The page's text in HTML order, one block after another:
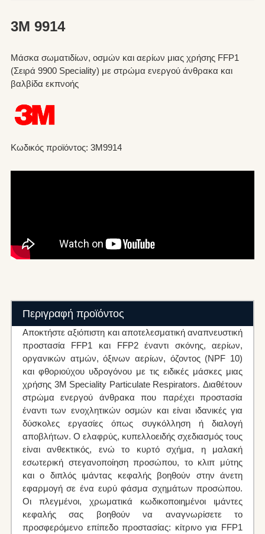
3M 9914
Μάσκα σωματιδίων, οσμών και αερίων μιας χρήσης FFP1
(Σειρά 9900 Speciality) με στρώμα ενεργού άνθρακα και
βαλβίδα εκπνοής
Κωδικός προϊόντος: 3M9914
Περιγραφή προϊόντος
Αποκτήστε αξιόπιστη και αποτελεσματική αναπνευστική
προστασία FFP1 και FFP2 έναντι σκόνης, αερίων,
οργανικών ατμών, όξινων αερίων, όζοντος (NPF 10)
και φθοριούχου υδρογόνου με τις ειδικές μάσκες μιας
χρήσης 3M Speciality Particulate Respirators. Διαθέτουν
στρώμα ενεργού άνθρακα που παρέχει προστασία
έναντι των ενοχλητικών οσμών και είναι ιδανικές για
δύσκολες εργασίες όπως συγκόλληση ή διαλογή
αποβλήτων. Ο ελαφρύς, κυπελλοειδής σχεδιασμός τους
είναι ανθεκτικός, ενώ το κυρτό σχήμα, η μαλακή
εσωτερική στεγανοποίηση προσώπου, το κλιπ μύτης
και ο διπλός ιμάντας κεφαλής βοηθούν στην άνετη
εφαρμογή σε ένα ευρύ φάσμα σχημάτων προσώπου.
Οι πλεγμένοι, χρωματικά κωδικοποιημένοι ιμάντες
κεφαλής σας βοηθούν να αναγνωρίσετε το
προσφερόμενο επίπεδο προστασίας: κίτρινο για FFP1